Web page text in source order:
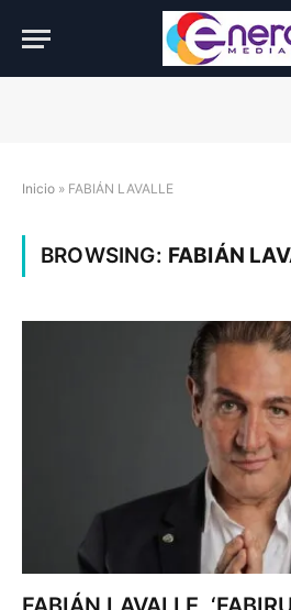
Inicio » FABIÁN LAVALLE
BROWSING: FABIÁN